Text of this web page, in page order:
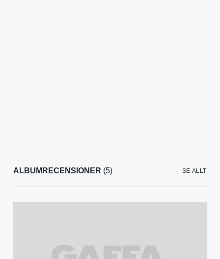
ALBUMRECENSIONER (5) SE ALLT